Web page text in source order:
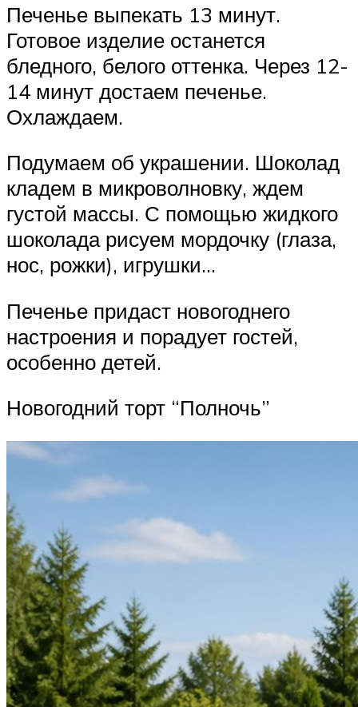
Печенье выпекать 13 минут.
Готовое изделие останется
бледного, белого оттенка. Через 12-
14 минут достаем печенье.
Охлаждаем.
Подумаем об украшении. Шоколад
кладем в микроволновку, ждем
густой массы. С помощью жидкого
шоколада рисуем мордочку (глаза,
нос, рожки), игрушки…
Печенье придаст новогоднего
настроения и порадует гостей,
особенно детей.
Новогодний торт “Полночь”